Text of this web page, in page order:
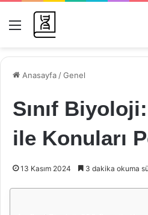
Menü
Anasayfa /Genel
Sınıf
ile Konuları
13 Kasım 2024 3 dakika okuma